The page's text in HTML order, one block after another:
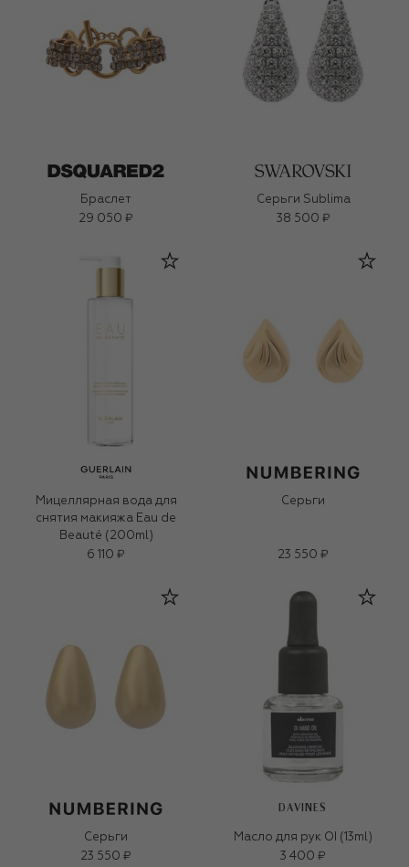
Браслет
29 050 ₽
Серьги Sublima
38 500 ₽
Мицеллярная вода для
снятия макияжа Eau de
Beauté (200ml)
6 110 ₽
Серьги
23 550 ₽
Серьги
23 550 ₽
DAVINES
Масло для рук OI (13ml)
3 400 ₽